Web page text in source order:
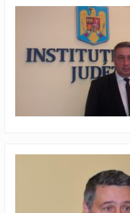
Cine îi ia locul lui